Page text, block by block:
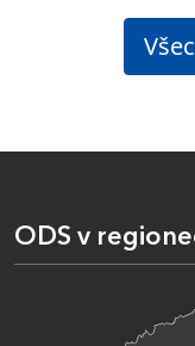
ODS v